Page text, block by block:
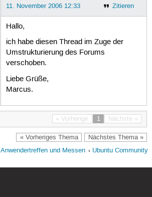
Zitieren
11. November 2006 12:33
Hallo,
ich habe diesen Thread im Zuge der
Umstrukturierung des Forums
verschoben.
Liebe Grüße,
Marcus.
« Vorherige 1 Nächste »
« Vorheriges Thema Nächstes Thema »
Anwendertreffen und Messen
Ubuntu Community